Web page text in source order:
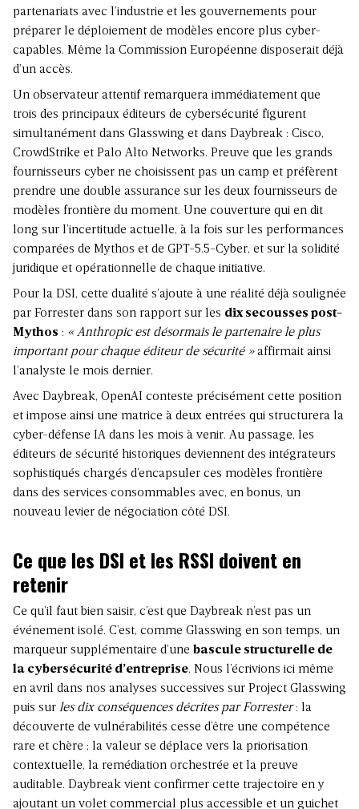
partenariats avec l’industrie et les gouvernements pour
préparer le déploiement de modèles encore plus cyber-
capables. Même la Commission Européenne disposerait déjà
d’un accès.
Un observateur attentif remarquera immédiatement que
trois des principaux éditeurs de cybersécurité figurent
simultanément dans Glasswing et dans Daybreak : Cisco,
CrowdStrike et Palo Alto Networks. Preuve que les grands
fournisseurs cyber ne choisissent pas un camp et préfèrent
prendre une double assurance sur les deux fournisseurs de
modèles frontière du moment. Une couverture qui en dit
long sur l’incertitude actuelle, à la fois sur les performances
comparées de Mythos et de GPT-5.5-Cyber, et sur la solidité
juridique et opérationnelle de chaque initiative.
Pour la DSI, cette dualité s’ajoute à une réalité déjà soulignée
par Forrester dans son rapport sur les dix secousses post-
Mythos : « Anthropic est désormais le partenaire le plus
important pour chaque éditeur de sécurité »affirmait ainsi
l’analyste le mois dernier.
Avec Daybreak, OpenAI conteste précisément cette position
et impose ainsi une matrice à deux entrées qui structurera la
cyber-défense IA dans les mois à venir. Au passage, les
éditeurs de sécurité historiques deviennent des intégrateurs
sophistiqués chargés d’encapsuler ces modèles frontière
dans des services consommables avec, en bonus, un
nouveau levier de négociation côté DSI.
Ce que les DSI et les RSSI doivent en
retenir
Ce qu’il faut bien saisir, c’est que Daybreak n’est pas un
événement isolé. C’est, comme Glasswing en son temps, un
marqueur supplémentaire d’une bascule structurelle de
la cybersécurité d’entreprise. Nous l’écrivions ici même
en avril dans nos analyses successives sur Project Glasswing
puis sur les dix conséquences décrites par Forrester: la
découverte de vulnérabilités cesse d’être une compétence
rare et chère ; la valeur se déplace vers la priorisation
contextuelle, la remédiation orchestrée et la preuve
auditable. Daybreak vient confirmer cette trajectoire en y
ajoutant un volet commercial plus accessible et un guichet